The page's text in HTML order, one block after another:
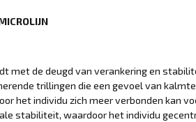
met de deugd van verankering en
trillingen die een gevoel van
het individu zich meer verbonden kan
stabiliteit, waardoor het individu